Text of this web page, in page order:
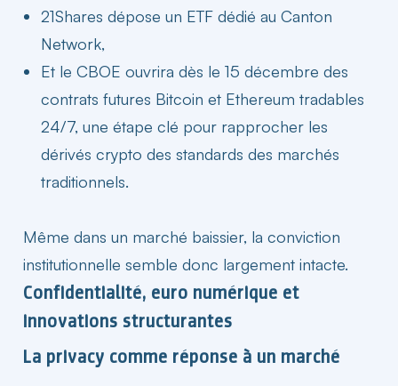
21Shares dépose un ETF dédié au Canton
Network,
Et le CBOE ouvrira dès le 15 décembre des
contrats futures Bitcoin et Ethereum tradables
24/7, une étape clé pour rapprocher les
dérivés crypto des standards des marchés
traditionnels.
Même dans un marché baissier, la conviction
institutionnelle semble donc largement intacte.
Confidentialité, euro numérique et
innovations structurantes
La privacy comme réponse à un marché